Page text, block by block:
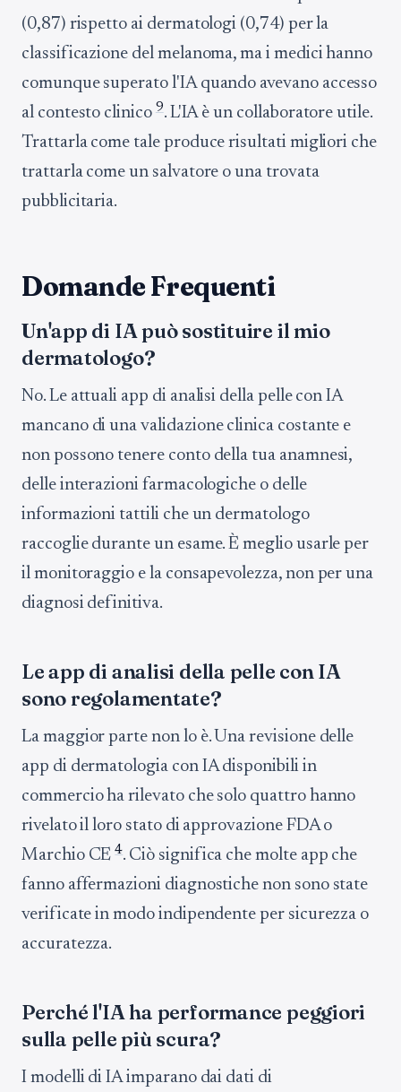
(0,87) rispetto ai dermatologi (0,74) per la
classificazione del melanoma, ma i medici hanno
comunque superato l'IA quando avevano accesso
al contesto clinico 9. L'IA è un collaboratore utile.
Trattarla come tale produce risultati migliori che
trattarla come un salvatore o una trovata
pubblicitaria.
Domande Frequenti
Un'app di IA può sostituire il mio
dermatologo?
No. Le attuali app di analisi della pelle con IA
mancano di una validazione clinica costante e
non possono tenere conto della tua anamnesi,
delle interazioni farmacologiche o delle
informazioni tattili che un dermatologo
raccoglie durante un esame. È meglio usarle per
il monitoraggio e la consapevolezza, non per una
diagnosi definitiva.
Le app di analisi della pelle con IA
sono regolamentate?
La maggior parte non lo è. Una revisione delle
app di dermatologia con IA disponibili in
commercio ha rilevato che solo quattro hanno
rivelato il loro stato di approvazione FDA o
Marchio CE4. Ciò significa che molte app che
fanno affermazioni diagnostiche non sono state
verificate in modo indipendente per sicurezza o
accuratezza.
Perché l'IA ha performance peggiori
sulla pelle più scura?
I modelli di IA imparano dai dati di